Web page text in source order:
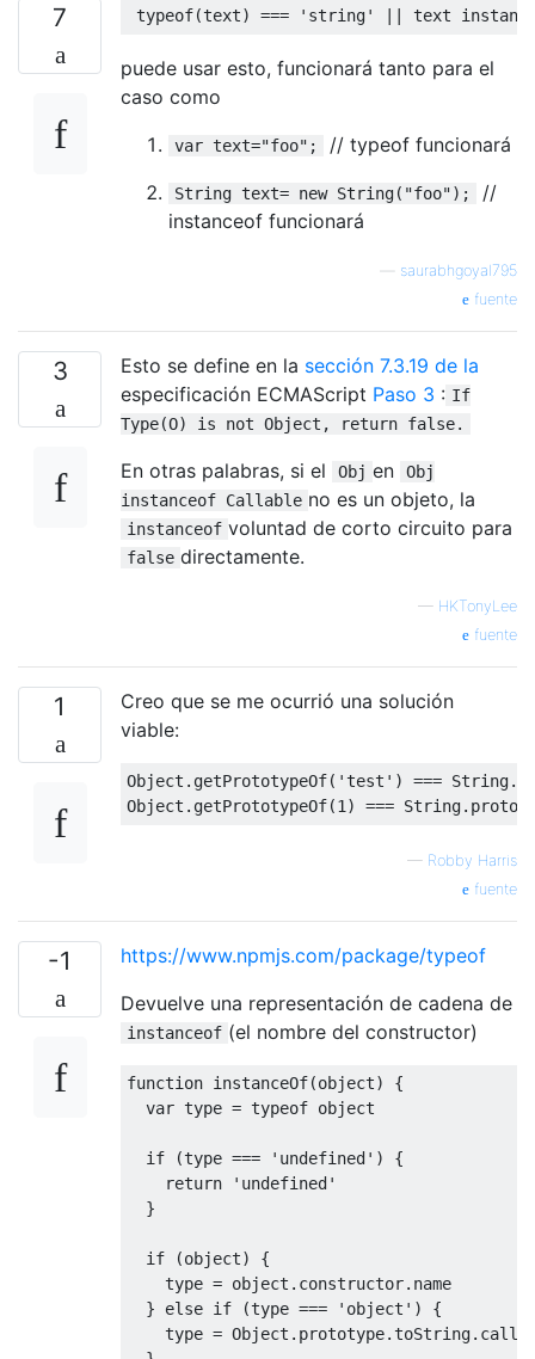
7 typeof(text) === 'string' || text
puede usar esto, funcionará tanto para el
caso como
var text="foo"; // typeof funcionará
String text= new String("foo");
//
instanceof funcionará
saurabhgoyal795
fuente
3 Esto se define en la sección 7.3.19 de la
especificación ECMAScript Paso 3 : If
Type(O) is not Object, return false.
En otras palabras, si el Obj en
Obj
instanceof Callable no es un objeto, la
instanceof voluntad de corto circuito para
false directamente.
— HKTonyLee
fuente
1
Creo que se me ocurrió una solución
viable:
Object . getPrototypeOf( 'test' ) === String.
Object . getPrototypeOf(1 ) === String.
— Robby Harris
fuente
-1
https://www.npmjs.com/package/typeof
Devuelve una representación de cadena de
instanceof (el nombre del constructor)
function instanceOf(object)
{
var type = typeof object
if (type === 'undefined' )
{
return
'undefined'
}
if (object)
{
    type
= object . constructor. name
}
else if (type === 'object' )
{
    type
= Object . prototype.toString. call